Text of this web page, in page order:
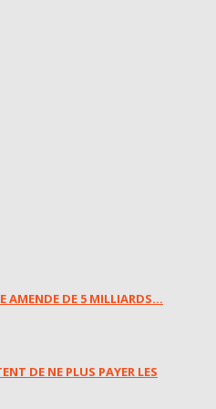
AMENDE DE 5 MILLIARDS...
DE NE PLUS PAYER LES